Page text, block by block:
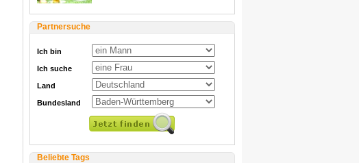
Partnersuche
Ich bin
Ich suche
Land
Bundesland
Beliebte Tags